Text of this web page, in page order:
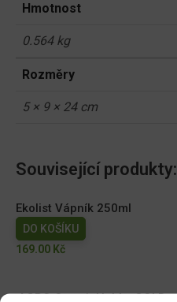
Hmotnost
0.564 kg
Rozměry
5 × 9 × 24 cm
Související produkty:
Ekolist Vápník 250ml
DO KOŠÍKU
169.00 Kč
AGRO Cererit Hobby GOLD